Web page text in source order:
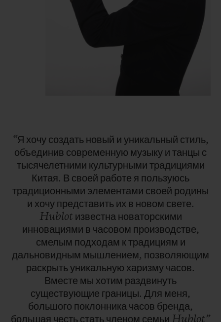
“Я хочу создать новый и уникальный стиль,
объединив современную музыку и танцы с
тысячелетними культурными традициями
Китая. В своей работе я пользуюсь
традиционными элементами своей родины
и хочу представить их в новом свете.
Hublot известна новаторскими
инновациями в часовом производстве,
смелым подходам ктрадициям и
дальновидным мышлением, позволяющим
раскрытьуникальную харизму часов.
Вместе мы хотим раздвинуть
существующие границы. Для меня,
большого поклонника часов бренда,
большая честь стать членом семьи Hublot”